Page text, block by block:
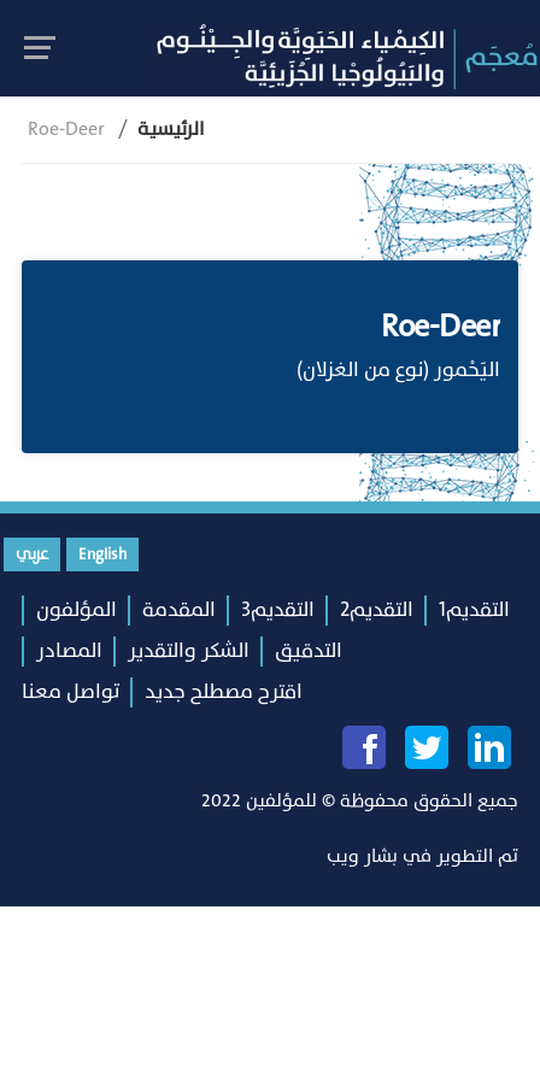
Roe-Deer الرئيسية
Roe-Deer
اليَحْمور (نوع من الغزلان)
English عربي
التقديم1 التقديم2 التقديم3 المقدمة
المؤلفون
التدقيق
الشكر والتقدير
المصادر
اقترح مصطلح جديد
تواصل معنا
جميع الحقوق محفوظة © للمؤلفين 2022
تم التطوير في بشار ويب